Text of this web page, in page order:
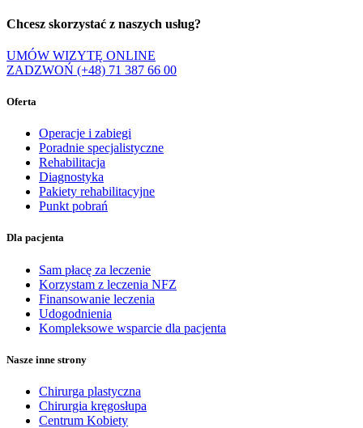
Chcesz skorzystać z naszych usług?
UMÓW WIZYTĘ ONLINE
ZADZWOŃ (+48) 71 387 66 00
Oferta
Operacje i zabiegi
Poradnie specjalistyczne
Rehabilitacja
Diagnostyka
Pakiety rehabilitacyjne
Punkt pobrań
Dla pacjenta
Sam płacę za leczenie
Korzystam z leczenia NFZ
Finansowanie leczenia
Udogodnienia
Kompleksowe wsparcie dla pacjenta
Nasze inne strony
Chirurga plastyczna
Chirurgia kręgosłupa
Centrum Kobiety